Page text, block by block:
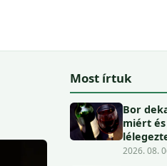
Most írtuk
Bor
miért
2026. 08.